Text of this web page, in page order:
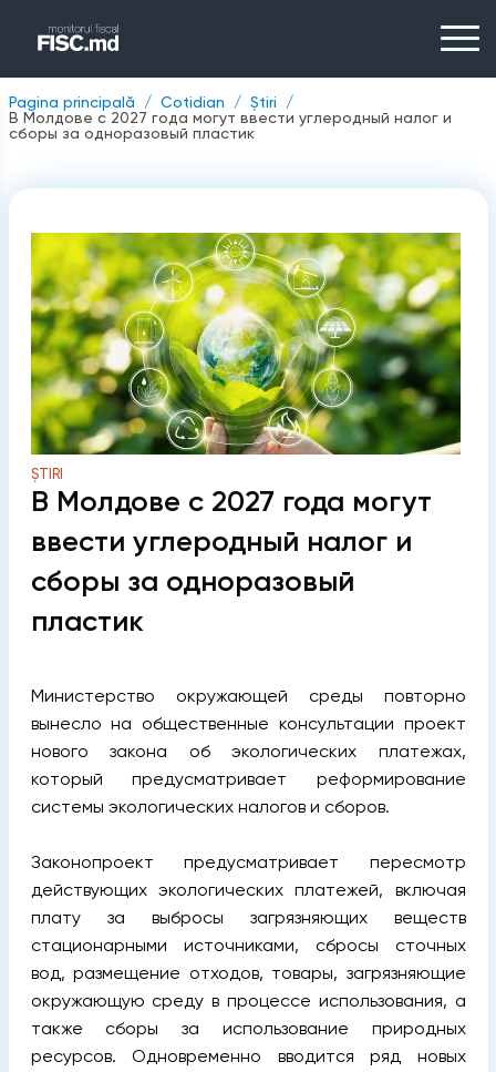
Pagina principală Cotidian
Știri
В Молдове с 2027 года могут ввести углеродный налог и
сборы за одноразовый пластик
ȘTIRI
В Молдове с 2027 года могут
ввести углеродный налог и
сборы за одноразовый
пластик
Министерство окружающей среды повторно
вынесло на общественные консультации проект
нового закона об экологических платежах,
который предусматривает реформирование
системы экологических налогов и сборов.
Законопроект предусматривает пересмотр
действующих экологических платежей, включая
плату за выбросы загрязняющих веществ
стационарными источниками, сбросы сточных
вод, размещение отходов, товары, загрязняющие
окружающую среду в процессе использования, а
также сборы за использование природных
ресурсов. Одновременно вводится ряд новых